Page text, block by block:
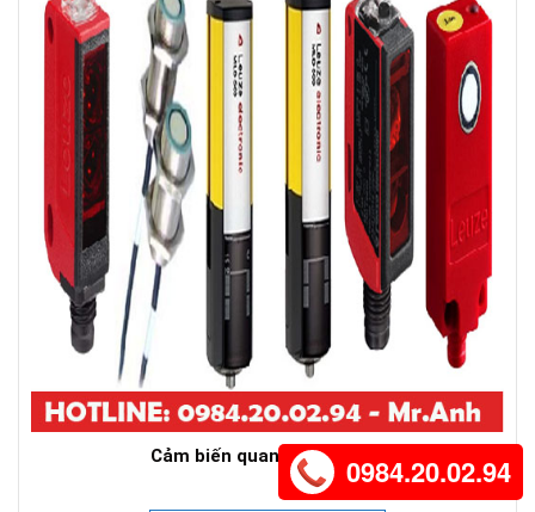
Cảm biến quang học Leuze0984.20.02.94